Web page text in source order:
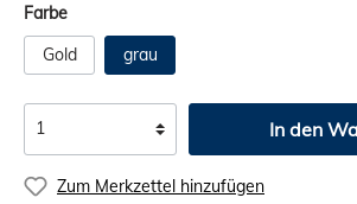
Farbe
Gold
grau
In den
Zum Merkzettel hinzufügen